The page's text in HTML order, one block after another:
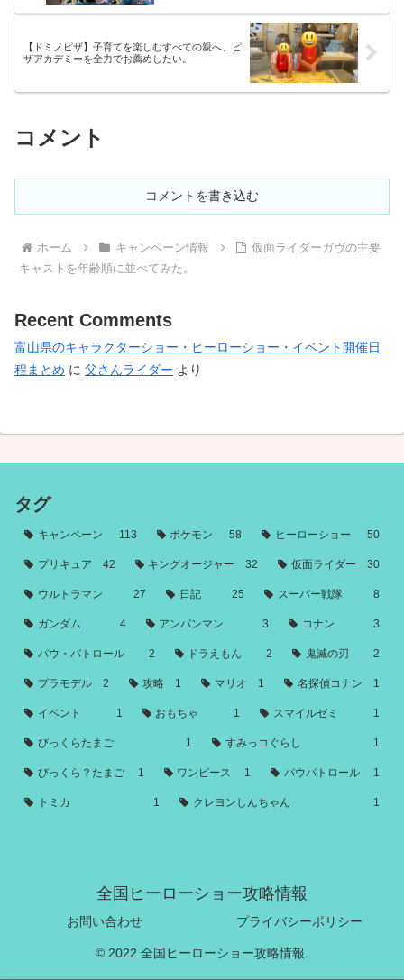
【ドミノピザ】子育てを楽しむすべての親へ、ピ
ザアカデミーを全力でお薦めしたい。
コメント
コメントを書き込む
ホーム キャンペーン情報
仮面ライダーガヴの主要
キャストを年齢順に並べてみた。
Recent Comments
富山県のキャラクターショー・ヒーローショー・イベント開催日
程まとめ に 父さんライダー より
タグ
キャンペーン 113 ポケモン 58 ヒーローショー 50
プリキュア 42 キングオージャー 32 仮面ライダー 30
ウルトラマン 27 日記 25 スーパー戦隊 8
ガンダム 4 アンパンマン 3 コナン 3
パウ・パトロール 2 ドラえもん 2 鬼滅の刃 2
プラモデル 2 攻略 1 マリオ 1 名探偵コナン 1
イベント 1 おもちゃ 1 スマイルゼミ 1
びっくらたまご 1 すみっコぐらし 1
びっくら？たまご 1 ワンピース 1 パウパトロール 1
トミカ 1 クレヨンしんちゃん 1
全国ヒーローショー攻略情報
お問い合わせ プライバシーポリシー
© 2022 全国ヒーローショー攻略情報.